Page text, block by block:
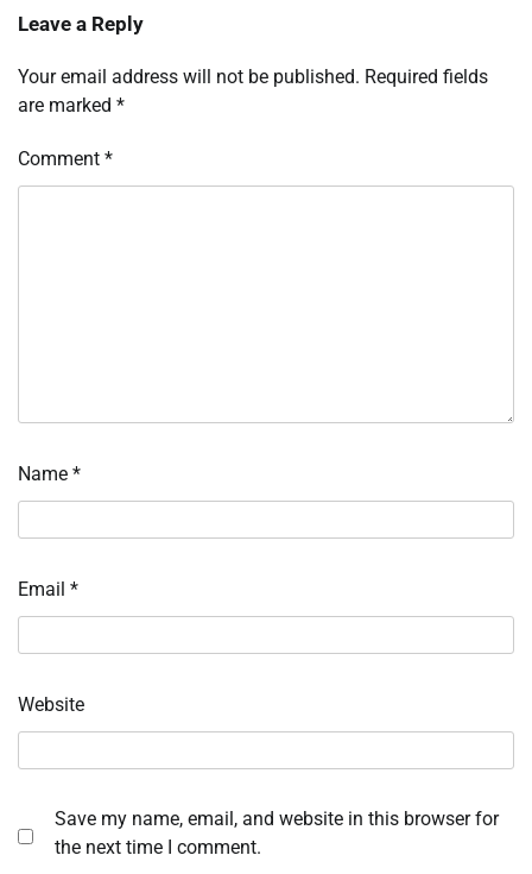
Leave a Reply
Your email address will not be published. Required fields
are marked *
Comment *
Name *
Email *
Website
Save my name, email, and website in this browser for
the next time I comment.